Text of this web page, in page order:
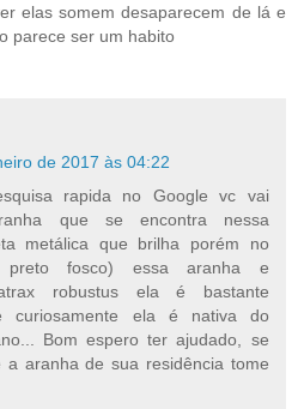
elas somem desaparecem de lá e
parece ser um habito
de 2017 às 04:22
rapida no Google vc vai
que se encontra nessa
metálica que brilha porém no
fosco) essa aranha e
robustus ela é bastante
curiosamente ela é nativa do
Bom espero ter ajudado, se
a aranha de sua residência tome